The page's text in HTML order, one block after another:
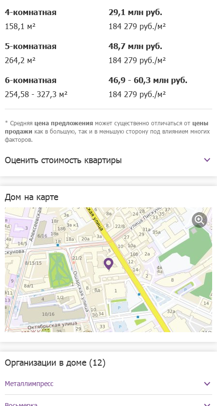
4-комнатная
158,1 м²
29,1 млн руб.
184 279 руб./м²
5-комнатная
264,2 м²
48,7 млн руб.
184 279 руб./м²
6-комнатная
254,58 - 327,3 м²
46,9 - 60,3 млн руб.
184 279 руб./м²
* Средняя цена предложения может существенно отличаться от цены
продажи как в большую, так и в меньшую сторону под влиянием многих
факторов.
Оценить стоимость квартиры
Рассчитать
Дом на карте
Организации в доме (12)
Металлимпресс
Телефоны: